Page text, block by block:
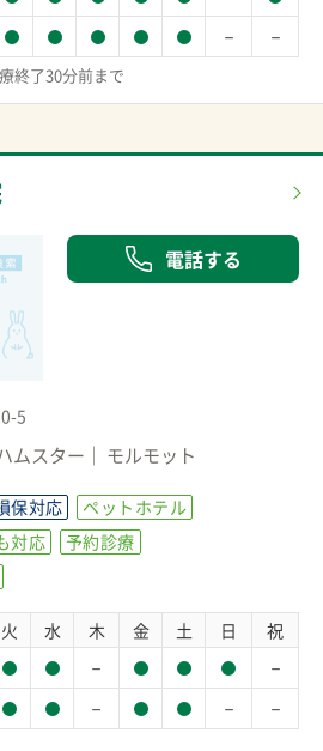
－ －
終了30分前まで
電話する
5
ムスター モルモット
保対応
ペットホテル
対応
予約診療
火 水 木 金 土 日 祝
－ －
－ － －